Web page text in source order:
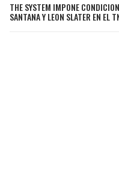
THE SYSTEM IMPONE
SANTANA Y LEON SLATER EN EL